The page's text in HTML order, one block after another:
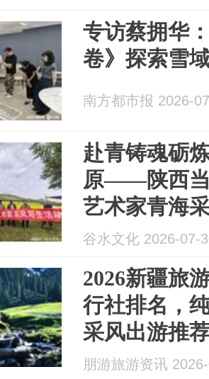
专访蔡拥华
卷》探索雪
南方都市报 2026-
赴青铸魂砺
原——陕西当
艺术家青海
谷水文化 2026-07-
2026新疆旅
行社排名，
采风出游推
朋游旅游资讯